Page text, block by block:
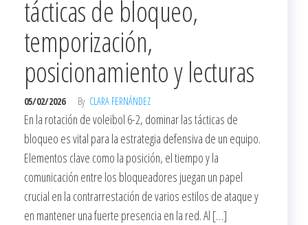
tácticas de bloqueo,
temporización,
posicionamiento y lecturas
05/02/2026 By CLARA FERNÁNDEZ
En la rotación de voleibol 6-2, dominar las tácticas de
bloqueo es vital para la estrategia defensiva de un equipo.
Elementos clave como la posición, el tiempo y la
comunicación entre los bloqueadores juegan un papel
crucial en la contrarrestación de varios estilos de ataque y
en mantener una fuerte presencia en la red. Al […]